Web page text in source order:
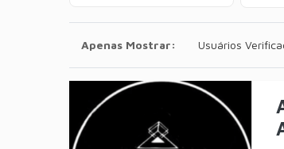
Apenas Mostrar: Usuários